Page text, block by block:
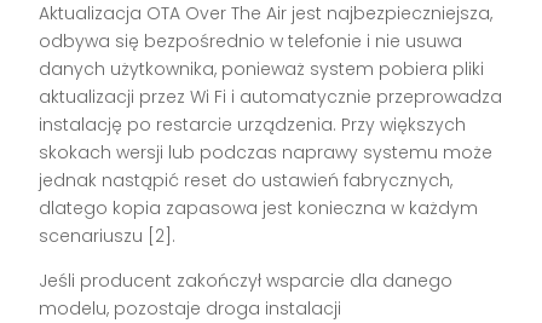
Aktualizacja OTA Over The Air jest najbezpieczniejsza,
odbywa się bezpośrednio w telefonie i nie usuwa
danych użytkownika, ponieważ system pobiera pliki
aktualizacji przez Wi Fi i automatycznie przeprowadza
instalację po restarcie urządzenia. Przy większych
skokach wersji lub podczas naprawy systemu może
jednak nastąpić reset do ustawień fabrycznych,
dlatego kopia zapasowa jest konieczna w każdym
scenariuszu [2].
Jeśli producent zakończył wsparcie dla danego
modelu, pozostaje droga instalacji